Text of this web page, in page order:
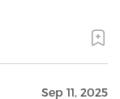
Sep 11, 2025